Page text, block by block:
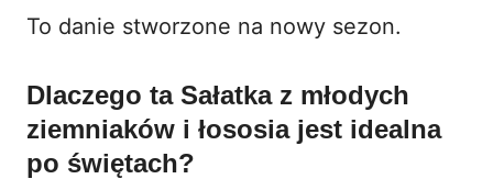
To danie stworzone na nowy sezon.
Dlaczego ta Sałatka z młodych
ziemniaków i łososia jest idealna
po świętach?